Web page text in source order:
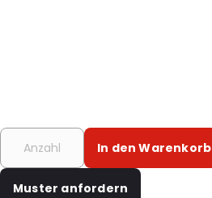
In den Warenkorb
Muster anfordern